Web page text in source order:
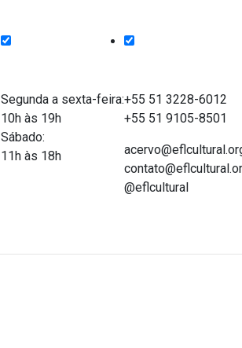
Segunda a sexta-feira:
10h às 19h
Sábado:
11h às 18h
+55 51 3228-6012
+55 51 9105-8501
@eflcultural